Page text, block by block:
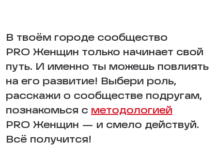
В твоём городе сообщество
PRO Женщин только начинает свой
путь. И именно ты можешь повлиять
на его развитие! Выбери роль,
расскажи о сообществе подругам,
познакомься с методологией
PRO Женщин — и смело действуй.
Всё получится!